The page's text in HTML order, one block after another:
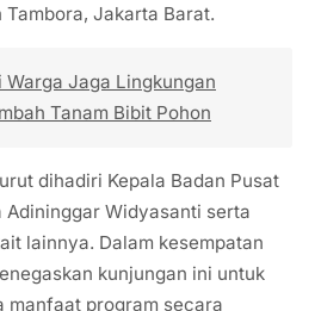
Jakarta Barat.
Warga Jaga Lingkungan
Tanam Bibit Pohon
dihadiri Kepala Badan Pusat
Adininggar Widyasanti serta
lainnya. Dalam kesempatan
kunjungan ini untuk
manfaat program secara